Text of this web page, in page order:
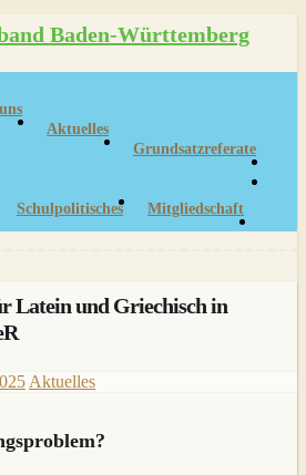
Aktuelles
Grundsatzreferate
Schulpolitisches
Mitgliedschaft
Latein und Griechisch in
Aktuelles